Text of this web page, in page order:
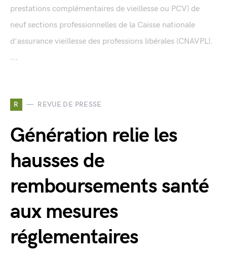
prestations complémentaires de vieillesse ou PCV) de
neuf sections professionnelles de la Caisse nationale
d'assurance vieillesse des professions libérales (CNAVPL).
...
R REVUE DE PRESSE
Génération relie les
hausses de
remboursements santé
aux mesures
réglementaires